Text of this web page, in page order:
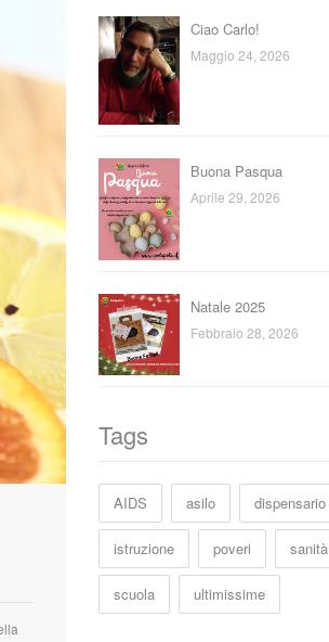
Ciao Carlo!
Maggio 24, 2026
Buona Pasqua
Aprile 29, 2026
Natale 2025
Febbraio 28, 2026
Tags
AIDS asilo dispensario
istruzione poveri sanità
scuola ultimissime